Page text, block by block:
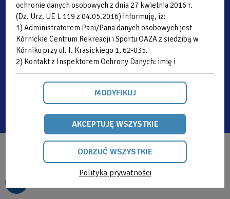
2026 OAZA Kórnickie Centrum Rekreacji i Sportu ul. Ignacego Krasickiego 1,
62-035 Kórnik
Projekt: NEXUS INTERACTIVE, OAZA - Robert Mieniok Wykonanie: NEXUS
INTERACTIVE
Polityka Prywatności
Regulamin
ochronie danych osobowych z dnia 27 kwietnia 2016 r.
(Dz. Urz. UE L 119 z 04.05.2016) informuję, iż:
1) Administratorem Pani/Pana danych osobowych jest
Kórnickie Centrum Rekreacji i Sportu OAZA z siedzibą w
Kórniku przy ul. I. Krasickiego 1, 62-035.
2) Kontakt z Inspektorem Ochrony Danych: imię i
nazwisko: Anna Łuczak, telefon: 61 649 88 75
wew.3, email:iodo@oaza.kornik.pl
3) Pani/Pana dane osobowe przetwarzane będą w celu
realizacji zadań statutowych KCRiS OAZA i innych
przepisów prawa niezbędnych do realizacji zadań
ustawowych - na podstawie Art. 6 ust. 1 lit. c i e ogólnego
rozporządzenia o ochronie danych osobowych z dnia 27
4) Odbiorcami Pani/Pana danych osobowych będą osoby
upoważnione przez Administratora Kórnickiego Centrum
Rekreacji i Sportu OAZA do uzyskania danych osobowych,
MODYFIKUJ
Polityka prywatności
ODRZUĆ WSZYSTKIE
AKCEPTUJĘ WSZYSTKIE